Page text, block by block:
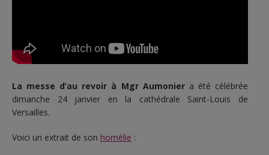
La messe d’au revoir à Mgr Aumoniera été célébrée
dimanche 24 janvier en la cathédrale Saint-Louis de
Versailles.
Voici un extrait de son homélie :